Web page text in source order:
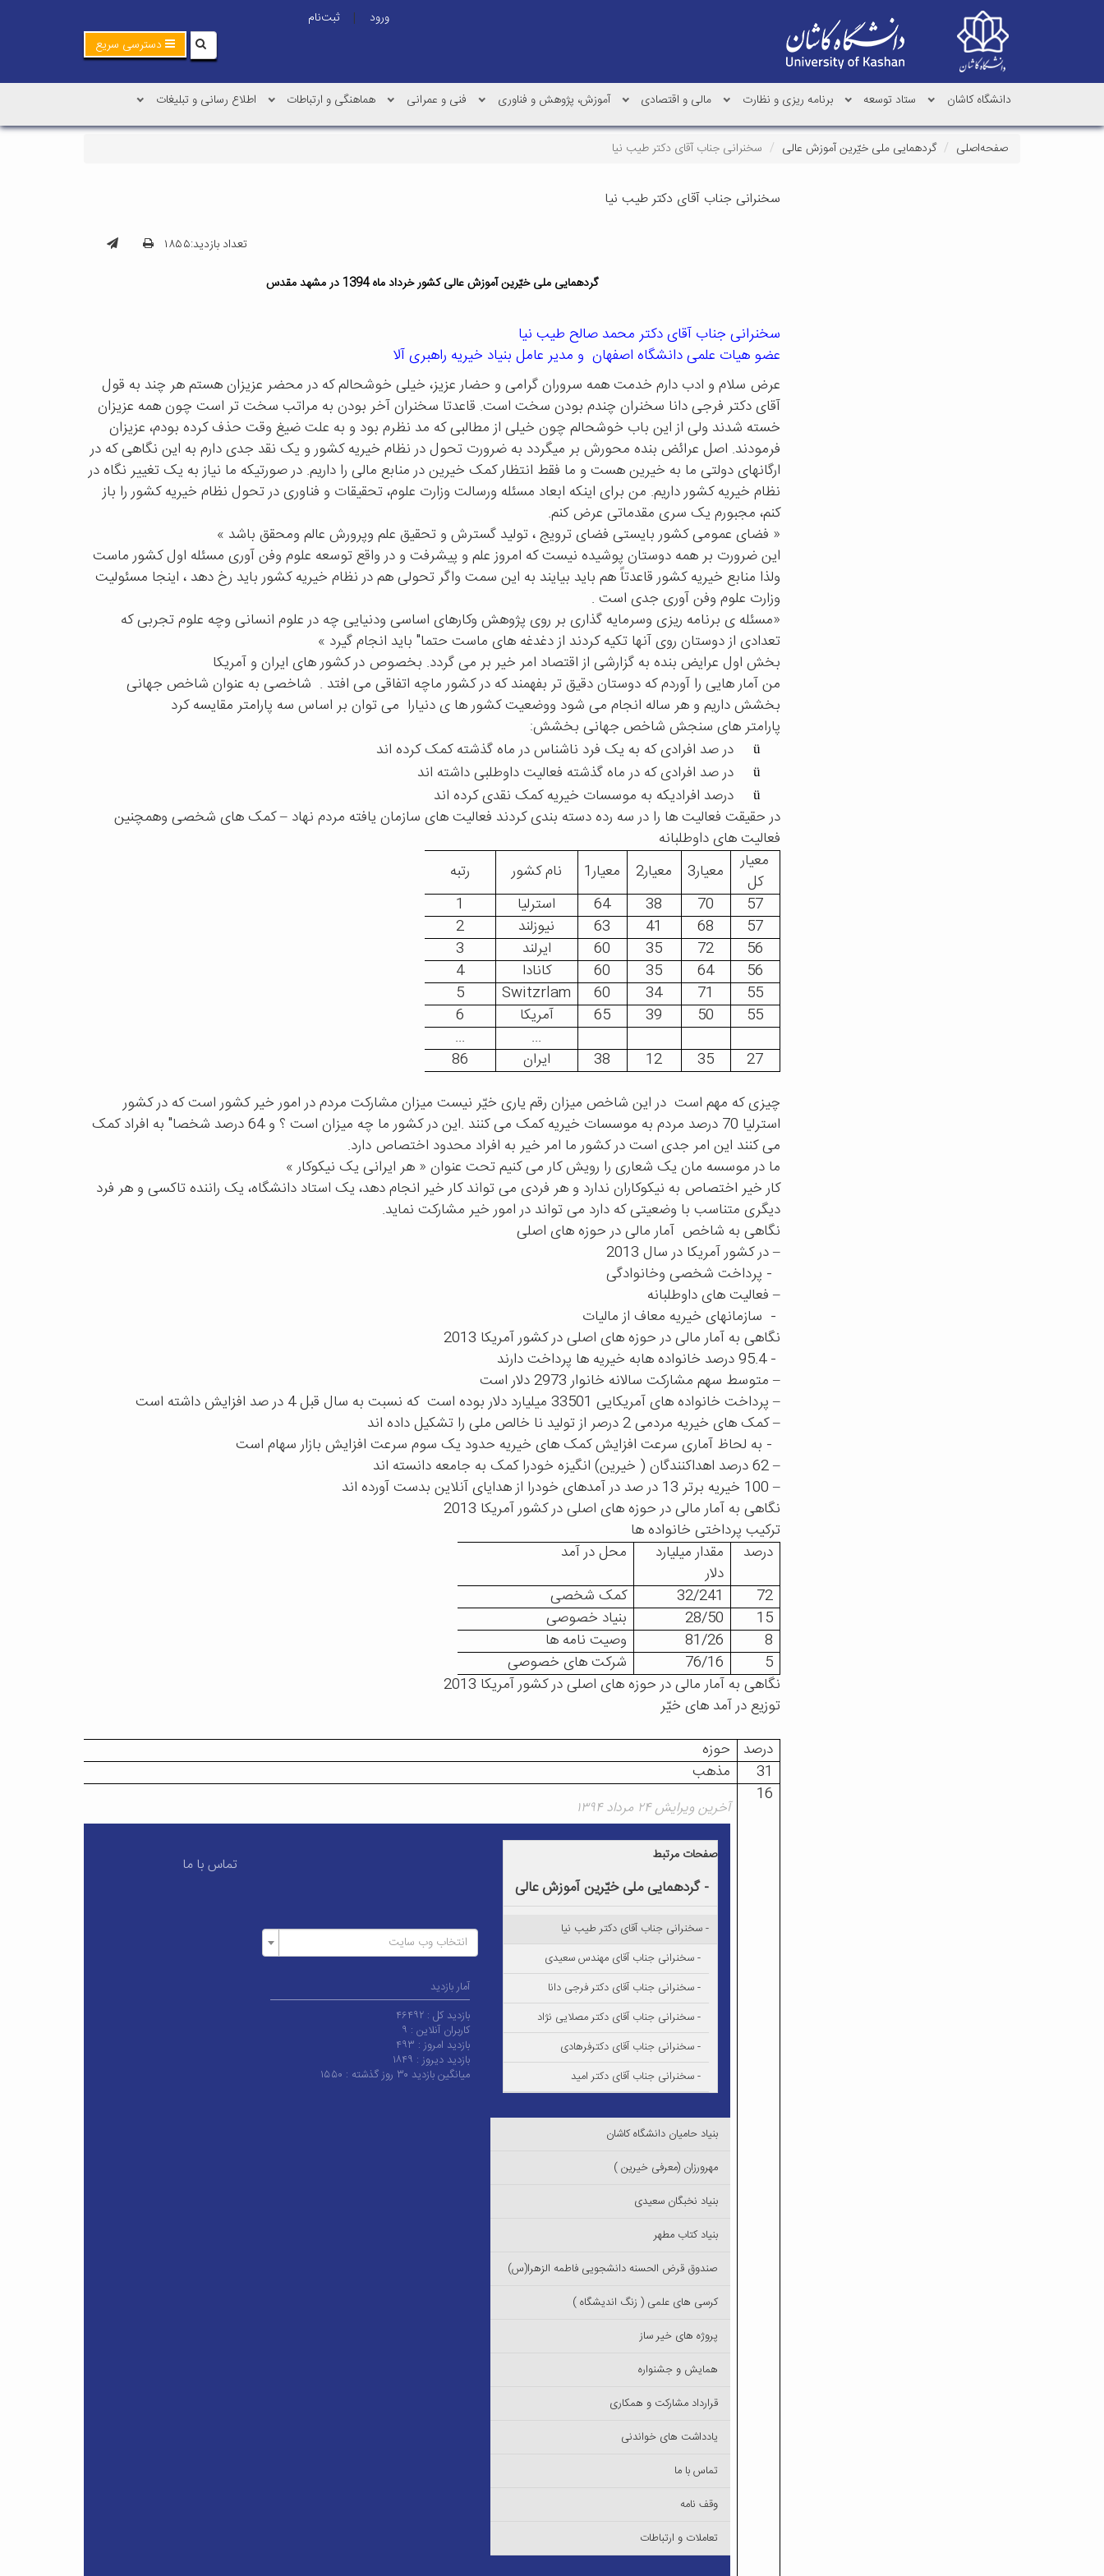
ورود |
ثبت‌نام
دسترسی سریع
دانشگاه کاشان ستاد توسعه برنامه ریزی و نظارت مالی و اقتصادی آموزش، پژوهش و فناوری فنی و عمرانی هماهنگی و ارتباطات اطلاع رسانی و تبلیغات
صفحه‌اصلی گردهمایی ملی خیّرین آموزش عالی سخنرانی جناب آقای دکتر طیب نیا
سخنرانی جناب آقای دکتر طیب نیا
تعداد بازدید:۱۸۵۵
گردهمایی ملی خیّرین آموزش عالی کشور خرداد ماه 1394 در مشهد مقدس
سخنرانی جناب آقای دکتر محمد صالح طیب نیا
عضو هیات علمی دانشگاه اصفهان و مدیر عامل بنیاد خیریه راهبری آلا
عرض سلام و ادب دارم خدمت همه سروران گرامی و حضار عزیز، خیلی خوشحالم که در محضر عزیزان هستم هر چند به قول
آقای دکتر فرجی دانا سخنران چندم بودن سخت است. قاعدتا سخنران آخر بودن به مراتب سخت تر است چون همه عزیزان
خسته شدند ولی از این باب خوشحالم چون خیلی از مطالبی که مد نظرم بود و به علت ضیغ وقت حذف کرده بودم، عزیزان
فرمودند. اصل عرائض بنده محورش بر میگردد به ضرورت تحول در نظام خیریه کشور و یک نقد جدی دارم به این نگاهی که در
ارگانهای دولتی ما به خیرین هست و ما فقط انتظار کمک خیرین در منابع مالی را داریم. در صورتیکه ما نیاز به یک تغییر نگاه در
نظام خیریه کشور داریم. من برای اینکه ابعاد مسئله ورسالت وزارت علوم، تحقیقات و فناوری در تحول نظام خیریه کشور را باز
کنم، مجبورم یک سری مقدماتی عرض کنم.
« فضای عمومی کشور بایستی فضای ترویج ، تولید گسترش و تحقیق علم وپرورش عالم ومحقق باشد »
این ضرورت بر همه دوستان پوشیده نیست که امروز علم و پیشرفت و در واقع توسعه علوم وفن آوری مسئله اول کشور ماست
ولذا منابع خیریه کشور قاعدتاً هم باید بیایند به این سمت واگر تحولی هم در نظام خیریه کشور باید رخ دهد ، اینجا مسئولیت
وزارت علوم وفن آوری جدی است .
«مسئله ی برنامه ریزی وسرمایه گذاری بر روی پژوهش وکارهای اساسی ودنیایی چه در علوم انسانی وچه علوم تجربی که
تعدادی از دوستان روی آنها تکیه کردند از دغدغه های ماست حتما" باید انجام گیرد »
بخش اول عرایض بنده به گزارشی از اقتصاد امر خیر بر می گردد. بخصوص در کشور های ایران و آمریکا
من آمار هایی را آوردم که دوستان دقیق تر بفهمند که در کشور ماچه اتفاقی می افتد . شاخصی به عنوان شاخص جهانی
بخشش داریم و هر ساله انجام می شود ووضعیت کشور ها ی دنیارا می توان بر اساس سه پارامتر مقایسه کرد
پارامتر های سنجش شاخص جهانی بخشش:
ü در صد افرادی که به یک فرد ناشناس در ماه گذشته کمک کرده اند
ü در صد افرادی که در ماه گذشته فعالیت داوطلبی داشته اند
ü
درصد افرادیکه به موسسات خیریه کمک نقدی کرده اند
در حقیقت فعالیت ها را در سه رده دسته بندی کردند فعالیت های سازمان یافته مردم نهاد–کمک های شخصی وهمچنین
فعالیت های داوطلبانه
معیار
کل
معیار3 معیار2 معیار1 نام کشور
رتبه
57
70
38
64 استرلیا
1
57
68
41
63 نیوزلند
2
56
72
35
60 ایرلند
3
56
64
35
60 کانادا
4
55
71
34
60
Switzrlam
5
55
50
39
65 آمریکا
6
...
...
27
35
12
38 ایران
86
چیزی که مهم است در این شاخص میزان رقم یاری خیّر نیست میزان مشارکت مردم در امور خیر کشور است که در کشور
استرلیا 70 درصد مردم به موسسات خیریه کمک می کنند .این در کشور ما چه میزان است ؟ و 64 درصد شخصا" به افراد کمک
می کنند این امر جدی است در کشور ما امر خیر به افراد محدود اختصاص دارد.
ما در موسسه مان یک شعاری را رویش کار می کنیم تحت عنوان « هر ایرانی یک نیکوکار »
کار خیر اختصاص به نیکوکاران ندارد و هر فردی می تواند کار خیر انجام دهد، یک استاد دانشگاه، یک راننده تاکسی و هر فرد
دیگری متناسب با وضعیتی که دارد می تواند در امور خیر مشارکت نماید.
نگاهی به شاخص آمار مالی در حوزه های اصلی
–در کشور آمریکا در سال 2013
- پرداخت شخصی وخانوادگی
– فعالیت های داوطلبانه
- سازمانهای خیریه معاف از مالیات
نگاهی به آمار مالی در حوزه های اصلی در کشور آمریکا 2013
- 95.4 درصد خانواده هابه خیریه ها پرداخت دارند
– متوسط سهم مشارکت سالانه خانوار 2973 دلار است
– پرداخت خانواده های آمریکایی 33501 میلیارد دلار بوده است
که نسبت به سال قبل 4 در صد افزایش داشته است
–کمک های خیریه مردمی 2 درصر از تولید نا خالص ملی را تشکیل داده اند
- به لحاظ آماری سرعت افزایش کمک های خیریه حدود یک سوم سرعت افزایش بازار سهام است
–62 درصد اهداکنندگان ( خیرین) انگیزه خودرا کمک به جامعه دانسته اند
–
نگاهی به آمار مالی در حوزه های اصلی در کشور آمریکا 2013
ترکیب پرداختی خانواده ها
درصد
مقدار میلیارد
دلار
محل در آمد
72
32/241
کمک شخصی
15
28/50
بنیاد خصوصی
8
81/26
وصیت نامه ها
5
76/16
شرکت های خصوصی
نگاهی به آمار مالی در حوزه های اصلی در کشور آمریکا 2013
توزیع در آمد های خیّر
درصد
حوزه
31
مذهب
16
آخرین ویرایش ۲۴ مرداد ۱۳۹۴
صفحات مرتبط
- گردهمایی ملی خیّرین آموزش عالی
- سخنرانی جناب آقای دکتر طیب نیا
- سخنرانی جناب آقای مهندس سعیدی
- سخنرانی جناب آقای دکتر فرجی دانا
- سخنرانی جناب آقای دکتر مصلایی نژاد
- سخنرانی جناب آقای دکترفرهادی
- سخنرانی جناب آقای دکتر امید
بنیاد حامیان دانشگاه کاشان
مهرورزان (معرفی خیرین )
بنیاد نخبگان سعیدی
بنیاد کتاب مطهر
صندوق قرض الحسنه دانشجویی فاطمه الزهرا(س)
کرسی های علمی ( زنگ اندیشگاه )
پروژه های خیر ساز
همایش و جشنواره
قرارداد مشارکت و همکاری
یادداشت های خواندنی
تماس با ما
وقف نامه
تعاملات و ارتباطات
تماس با ما
انتخاب وب سایت
آمار بازدید
بازدید کل :۴۶۴۹۲
کاربران آنلاین : ۹
بازدید امروز : ۴۹۳
بازدید دیروز : ۱۸۴۹
میانگین بازدید ۳۰ روز گذشته :
۱۵۵۰